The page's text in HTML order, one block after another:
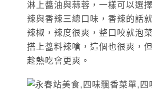
淋上醬油與蒜蓉，一樣可以選
辣與香辣三總口味，香辣的話
辣椒，辣度很爽，整口咬就泡
搭上醬料辣嗆，這個也很爽，
趁熱吃會更爽。